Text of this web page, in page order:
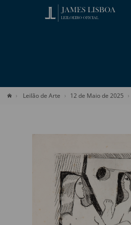
Leilão de Arte 12 de Maio de 2025